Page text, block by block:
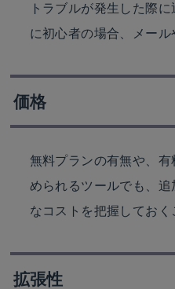
トラブルが発生した際
に初心者の場合、メー
価格
無料プランの有無や、
められるツールでも、
なコストを把握しておく
拡張性